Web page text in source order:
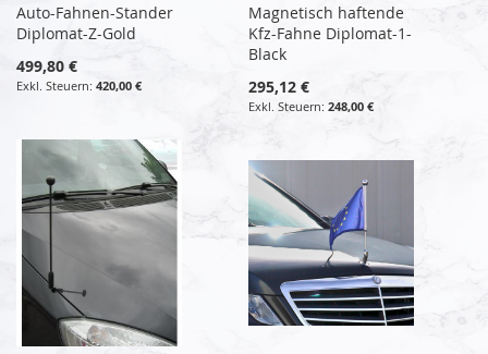
Auto-Fahnen-Stander
Diplomat-Z-Gold
499,80 €
420,00 €
Magnetisch haftende
Kfz-Fahne Diplomat-1-
Black
295,12 €
248,00 €